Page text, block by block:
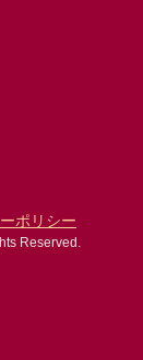
ポリシー
Reserved.